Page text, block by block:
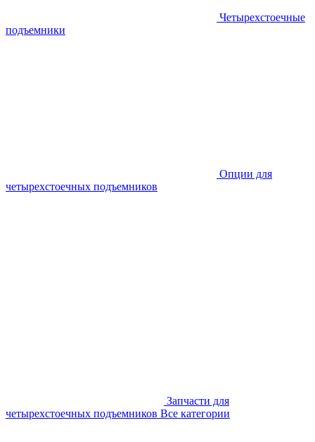
Четырехстоечные
подъемники
Опции для
четырехстоечных подъемников
Запчасти для
четырехстоечных подъемников Все категории